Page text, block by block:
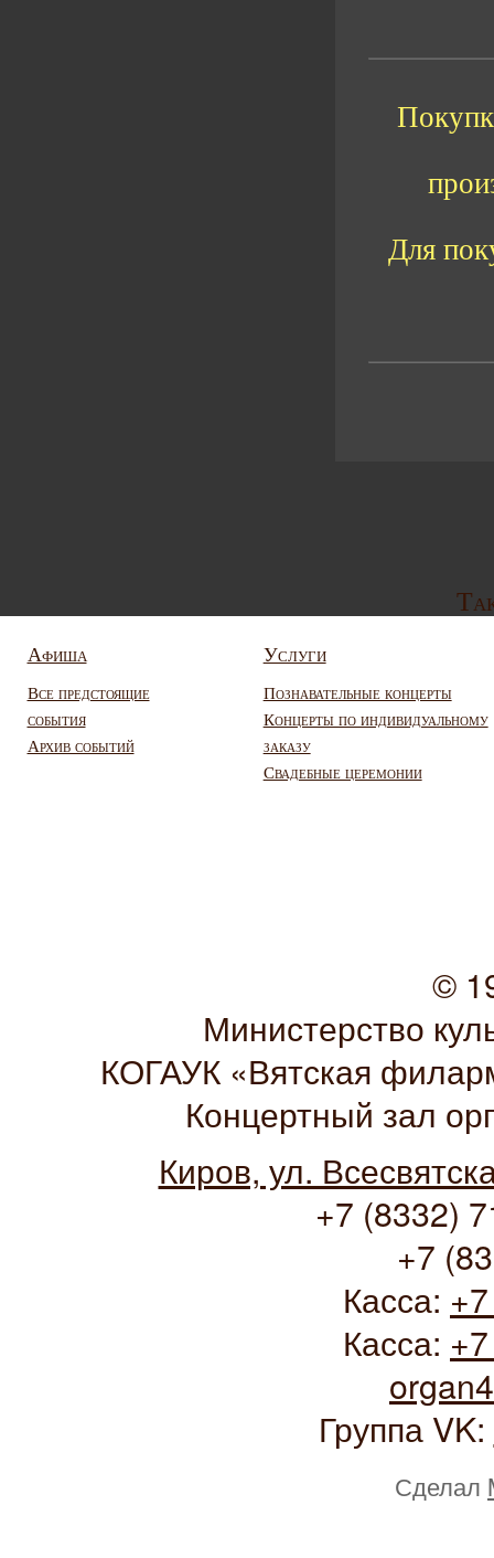
Для
Афиша
Все предстоящие
события
Архив событий
Услуги
Познавательные концерты
Концерты по индивидуальному
заказу
Свадебные церемонии
©
Министерство
КОГАУК «Вятская
Концертный зал
Киров, ул.
+7 (8332)
+7
Касса:
Касса:
Группа VK:
Сделал